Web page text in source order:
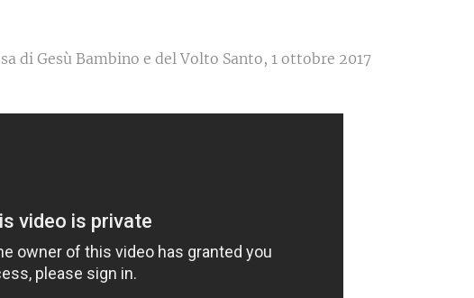
di Gesù Bambino e del Volto Santo, 1 ottobre 2017